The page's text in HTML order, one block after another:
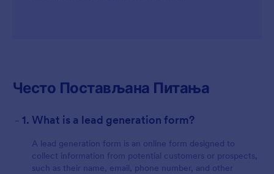
Често Постављана Питања
- 1. What is a lead generation form?
A lead generation form is an online form designed to
collect information from potential customers or prospects,
such as their name, email, phone number, and other